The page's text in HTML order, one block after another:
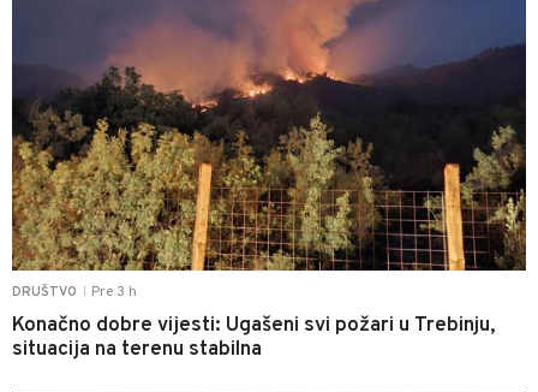
DRUŠTVO Pre 3 h
Konačno dobre vijesti: Ugašeni svi požari u Trebinju,
situacija na terenu stabilna